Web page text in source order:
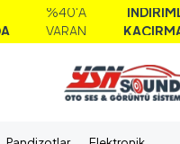
İNDİRİMLERİ
KAÇIRMAYIN!